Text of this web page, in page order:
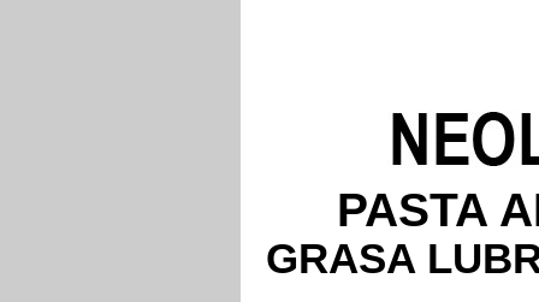
PASTA
GRASA